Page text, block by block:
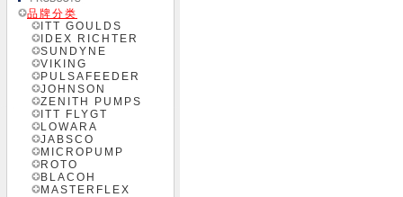
品牌分类
ITT GOULDS
IDEX RICHTER
SUNDYNE
VIKING
PULSAFEEDER
JOHNSON
ZENITH PUMPS
ITT FLYGT
LOWARA
JABSCO
MICROPUMP
ROTO
BLACOH
MASTERFLEX